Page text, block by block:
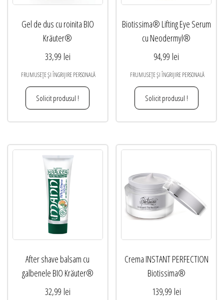
Gel de dus cu roinita BIO
Kräuter®
33,99 lei
FRUMUSEȚE ȘI ÎNGRIJIRE PERSONALĂ
Solicit produsul !
Biotissima® Lifting Eye Serum
cu Neodermyl®
94,99 lei
FRUMUSEȚE ȘI ÎNGRIJIRE PERSONALĂ
Solicit produsul !
After shave balsam cu
galbenele BIO Kräuter®
32,99 lei
Crema INSTANT PERFECTION
Biotissima®
139,99 lei